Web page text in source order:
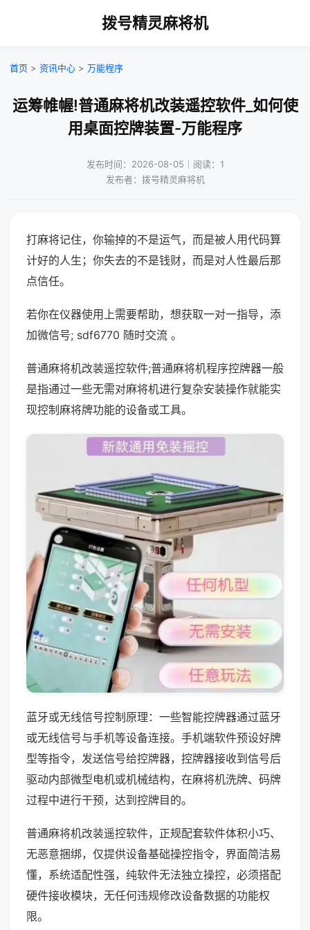
拨号精灵麻将机
首页 > 资讯中心 > 万能程序
运筹帷幄!普通麻将机改装遥控软件_如何使
用桌面控牌装置-万能程序
发布时间：2026-08-05｜阅读：1
发布者：拨号精灵麻将机
打麻将记住，你输掉的不是运气，而是被人用代码算
计好的人生；你失去的不是钱财，而是对人性最后那
点信任。
若你在仪器使用上需要帮助，想获取一对一指导，添
加微信号; sdf6770 随时交流 。
普通麻将机改装遥控软件;普通麻将机程序控牌器一般
是指通过一些无需对麻将机进行复杂安装操作就能实
现控制麻将牌功能的设备或工具。
蓝牙或无线信号控制原理：一些智能控牌器通过蓝牙
或无线信号与手机等设备连接。手机端软件预设好牌
型等指令，发送信号给控牌器，控牌器接收到信号后
驱动内部微型电机或机械结构，在麻将机洗牌、码牌
过程中进行干预，达到控牌目的。
普通麻将机改装遥控软件，正规配套软件体积小巧、
无恶意捆绑，仅提供设备基础操控指令，界面简洁易
懂，系统适配性强，纯软件无法独立操控，必须搭配
硬件接收模块，无任何违规修改设备数据的功能权
限。